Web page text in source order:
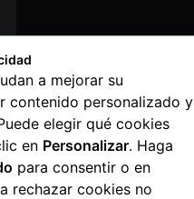
a mejorar su
contenido personalizado y
elegir qué cookies
en Personalizar. Haga
para consentir o en
rechazar cookies no